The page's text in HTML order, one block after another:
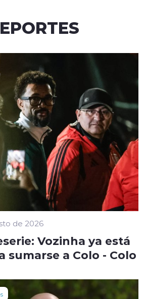
de 2026
Vozinha ya está
sumarse a Colo - Colo